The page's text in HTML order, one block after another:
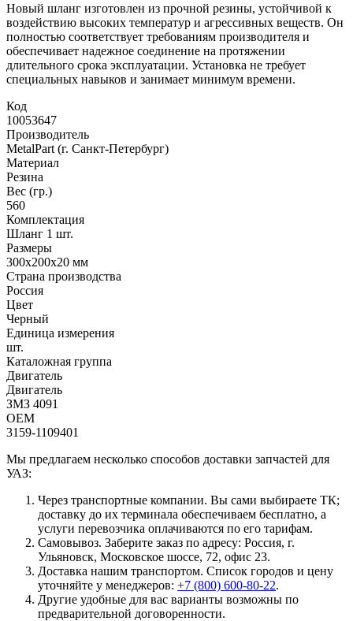
Новый шланг изготовлен из прочной резины, устойчивой к
воздействию высоких температур и агрессивных веществ. Он
полностью соответствует требованиям производителя и
обеспечивает надежное соединение на протяжении
длительного срока эксплуатации. Установка не требует
специальных навыков и занимает минимум времени.
Код
10053647
Производитель
MetalPart (г. Санкт-Петербург)
Материал
Резина
Вес (гр.)
560
Комплектация
Шланг 1 шт.
Размеры
300х200х20 мм
Страна производства
Россия
Цвет
Черный
Единица измерения
шт.
Каталожная группа
Двигатель
Двигатель
ЗМЗ 4091
OEM
3159-1109401
Мы предлагаем несколько способов доставки запчастей для
УАЗ:
Через транспортные компании. Вы сами выбираете ТК;
доставку до их терминала обеспечиваем бесплатно, а
услуги перевозчика оплачиваются по его тарифам.
Самовывоз. Заберите заказ по адресу: Россия, г.
Ульяновск, Московское шоссе, 72, офис 23.
Доставка нашим транспортом. Список городов и цену
уточняйте у менеджеров: +7 (800) 600-80-22.
Другие удобные для вас варианты возможны по
предварительной договоренности.